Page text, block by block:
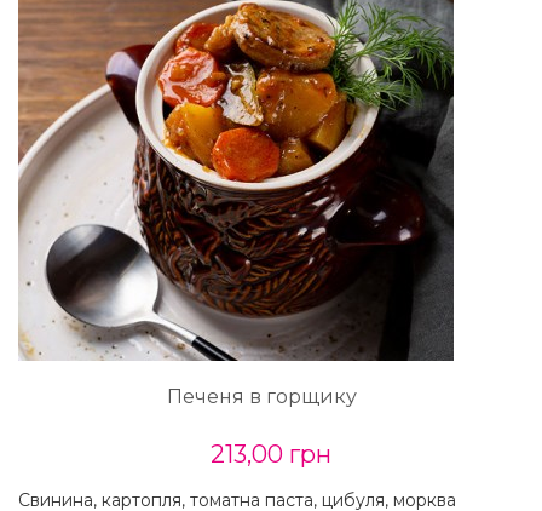
Печеня в горщику
213,00 грн
Свинина, картопля, томатна паста, цибуля, морква